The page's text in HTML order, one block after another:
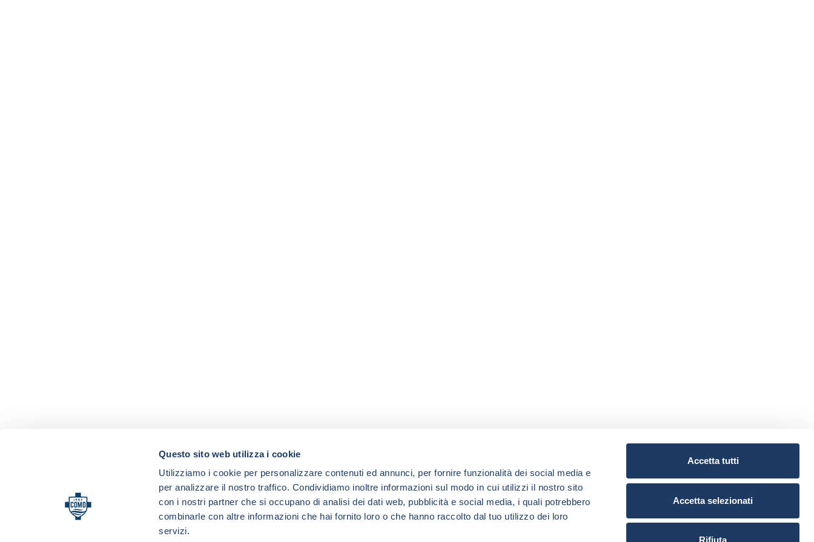
Questo sito web utilizza i cookie
Utilizziamo i cookie per personalizzare contenuti ed annunci, per fornire funzionalità dei social media e
per analizzare il nostro traffico. Condividiamo inoltre informazioni sul modo in cui utilizzi il nostro sito
con i nostri partner che si occupano di analisi dei dati web, pubblicità e social media, i quali potrebbero
combinarle con altre informazioni che hai fornito loro o che hanno raccolto dal tuo utilizzo dei loro
servizi.
Accetta tutti
Accetta selezionati
Rifiuta